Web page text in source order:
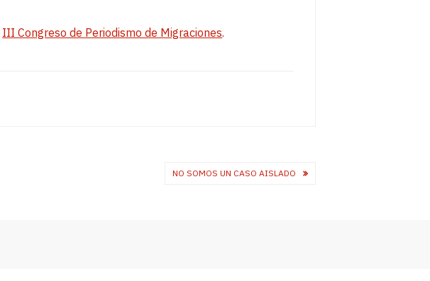
III Congreso de Periodismo de Migraciones.
NO SOMOS UN CASO AISLADO